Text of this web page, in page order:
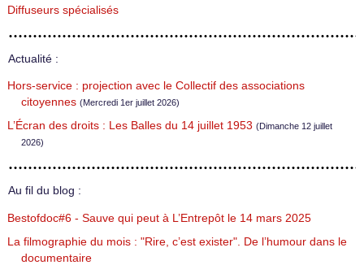
Diffuseurs spécialisés
Actualité :
Hors-service : projection avec le Collectif des associations
citoyennes (Mercredi 1er juillet 2026)
L’Écran des droits : Les Balles du 14 juillet 1953 (Dimanche 12 juillet
2026)
Au fil du blog :
Bestofdoc#6 - Sauve qui peut à L’Entrepôt le 14 mars 2025
La filmographie du mois : "Rire, c’est exister". De l’humour dans le
documentaire